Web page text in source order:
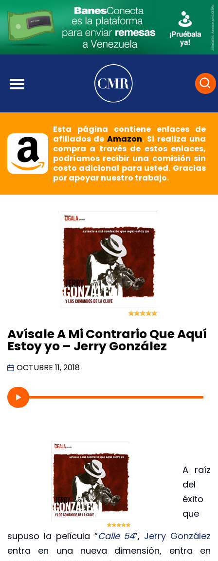
Esta página contiene enlaces de
afiliados deAmazon. Si realiza una
compra a través de estos enlaces,
podríamos recibir una comisión sin
costo adicional para usted. Gracias
por apoyar nuestro trabajo.
Avísale A Mi Contrario Que Aquí
Estoy yo – Jerry González
OCTUBRE 11, 2018
A raíz
del
éxito
que
supuso la película “Calle 54”, Jerry González
entra en una nueva dimensión, entra en